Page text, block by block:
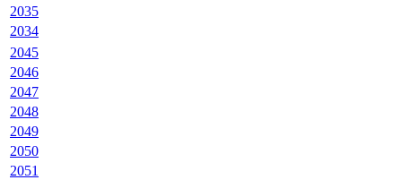
2035
2034
2045
2046
2047
2048
2049
2050
2051